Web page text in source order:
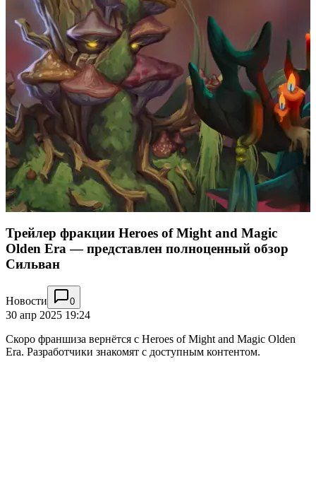
Трейлер фракции Heroes of Might and Magic
Olden Era — представлен полноценный обзор
Сильван
Новости 0
30 апр 2025 19:24
Скоро франшиза вернётся с Heroes of Might and Magic Olden
Era. Разработчики знакомят с доступным контентом.